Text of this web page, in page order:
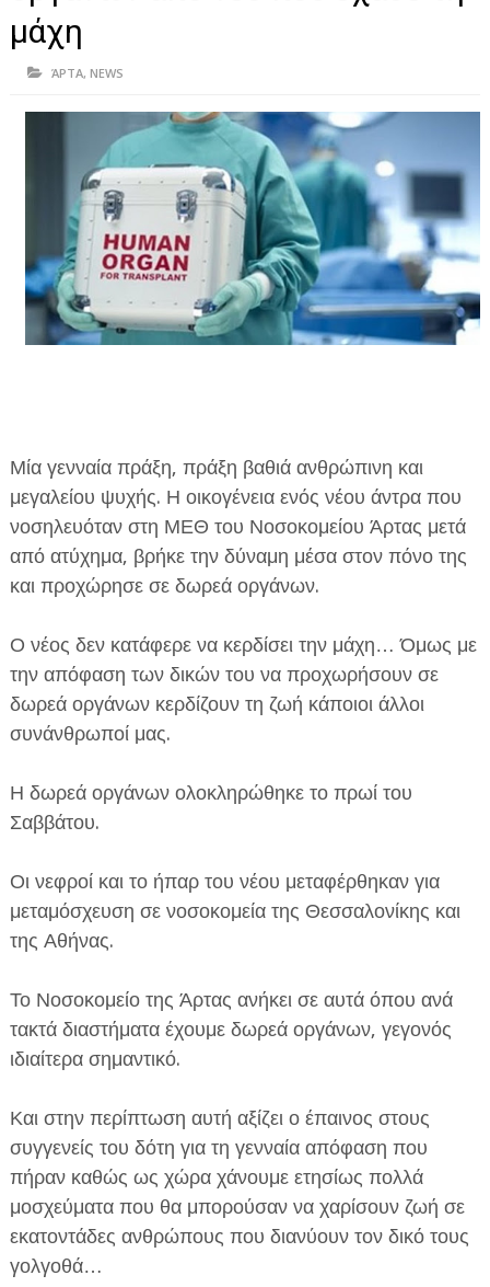
ΗΠΕΙΡΟΣ
ΠΡΕΒΕΖΑ
ΙΩΑΝΝΙΝΑ
ΘΕΣΠΡΩΤΙΑ
ΙΟΝΙΑ ΝΗΣΙΑ
ΚΑΙ ΕΛΛΑΔΑ
ΥΓΕΙΑ-ΟΜΟΡΦΙΑ
ΔΙΕΘΝΗ
ΕΦΗΜΕΡΙΔΑ Η ΠΑΡΓΑ
ΠΛΗΡΟΦΟΡΙΕΣ
μάχη
ΆΡΤΑ, NEWS
Μία γενναία πράξη, πράξη βαθιά ανθρώπινη και
μεγαλείου ψυχής. Η οικογένεια ενός νέου άντρα που
νοσηλευόταν στη ΜΕΘ του Νοσοκομείου Άρτας μετά
από ατύχημα, βρήκε την δύναμη μέσα στον πόνο της
και προχώρησε σε δωρεά οργάνων.
Ο νέος δεν κατάφερε να κερδίσει την μάχη… Όμως με
την απόφαση των δικών του να προχωρήσουν σε
δωρεά οργάνων κερδίζουν τη ζωή κάποιοι άλλοι
συνάνθρωποί μας.
Η δωρεά οργάνων ολοκληρώθηκε το πρωί του
Σαββάτου.
Οι νεφροί και το ήπαρ του νέου μεταφέρθηκαν για
μεταμόσχευση σε νοσοκομεία της Θεσσαλονίκης και
της Αθήνας.
Το Νοσοκομείο της Άρτας ανήκει σε αυτά όπου ανά
τακτά διαστήματα έχουμε δωρεά οργάνων, γεγονός
ιδιαίτερα σημαντικό.
Και στην περίπτωση αυτή αξίζει ο έπαινος στους
συγγενείς του δότη για τη γενναία απόφαση που
πήραν καθώς ως χώρα χάνουμε ετησίως πολλά
μοσχεύματα που θα μπορούσαν να χαρίσουν ζωή σε
εκατοντάδες ανθρώπους που διανύουν τον δικό τους
γολγοθά…